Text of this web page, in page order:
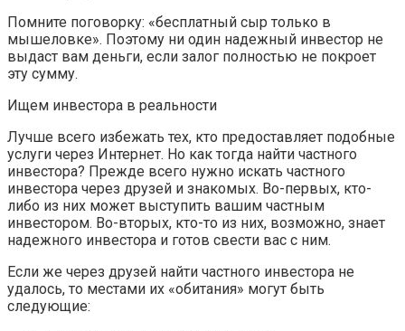
Помните поговорку: «бесплатный сыр только в
мышеловке». Поэтому ни один надежный инвестор не
выдаст вам деньги, если залог полностью не покроет
эту сумму.
Ищем инвестора в реальности
Лучше всего избежать тех, кто предоставляет подобные
услуги через Интернет. Но как тогда найти частного
инвестора? Прежде всего нужно искать частного
инвестора через друзей и знакомых. Во-первых, кто-
либо из них может выступить вашим частным
инвестором. Во-вторых, кто-то из них, возможно, знает
надежного инвестора и готов свести вас с ним.
Если же через друзей найти частного инвестора не
удалось, то местами их «обитания» могут быть
следующие: